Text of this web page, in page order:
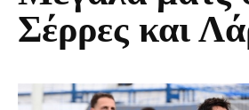
Σέρρες και